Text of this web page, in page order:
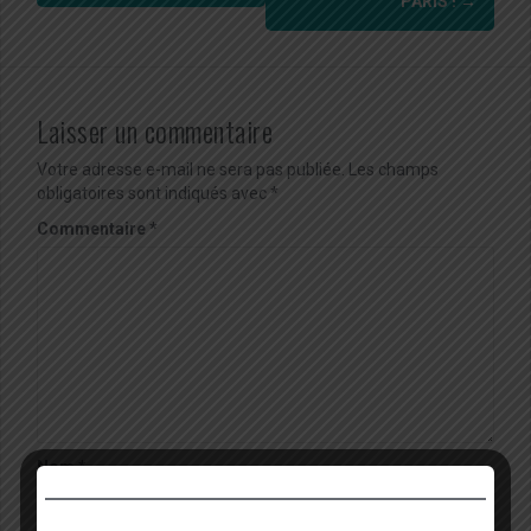
Laisser un commentaire
Votre adresse e-mail ne sera pas publiée.
Les champs
obligatoires sont indiqués avec*
Commentaire*
Nom*